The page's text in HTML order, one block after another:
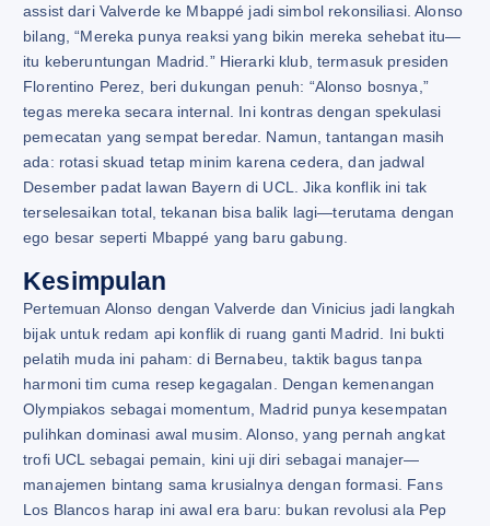
assist dari Valverde ke Mbappé jadi simbol rekonsiliasi. Alonso
bilang, “Mereka punya reaksi yang bikin mereka sehebat itu—
itu keberuntungan Madrid.” Hierarki klub, termasuk presiden
Florentino Perez, beri dukungan penuh: “Alonso bosnya,”
tegas mereka secara internal. Ini kontras dengan spekulasi
pemecatan yang sempat beredar. Namun, tantangan masih
ada: rotasi skuad tetap minim karena cedera, dan jadwal
Desember padat lawan Bayern di UCL. Jika konflik ini tak
terselesaikan total, tekanan bisa balik lagi—terutama dengan
ego besar seperti Mbappé yang baru gabung.
Kesimpulan
Pertemuan Alonso dengan Valverde dan Vinicius jadi langkah
bijak untuk redam api konflik di ruang ganti Madrid. Ini bukti
pelatih muda ini paham: di Bernabeu, taktik bagus tanpa
harmoni tim cuma resep kegagalan. Dengan kemenangan
Olympiakos sebagai momentum, Madrid punya kesempatan
pulihkan dominasi awal musim. Alonso, yang pernah angkat
trofi UCL sebagai pemain, kini uji diri sebagai manajer—
manajemen bintang sama krusialnya dengan formasi. Fans
Los Blancos harap ini awal era baru: bukan revolusi ala Pep